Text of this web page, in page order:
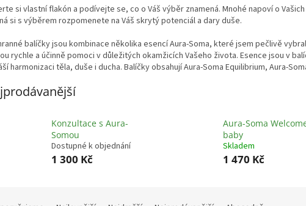
si vlastní flakón a podívejte se, co o Váš výběr znamená. Mnohé napoví o
si s výběrem rozpomenete na Váš skrytý potenciál a dary duše.
balíčky jsou kombinace několika esencí Aura-Soma, které jsem pečlivě
rychle a účinně pomoci v důležitých okamžicích Vašeho života. Esence jsou v
harmonizaci těla, duše i ducha. Balíčky obsahují Aura-Soma Equilibrium, Aura-
Konzultace s Aura-
Somou
Dostupné k objednání
1 300 Kč
Aura-Soma
baby
Skladem
1 470 Kč